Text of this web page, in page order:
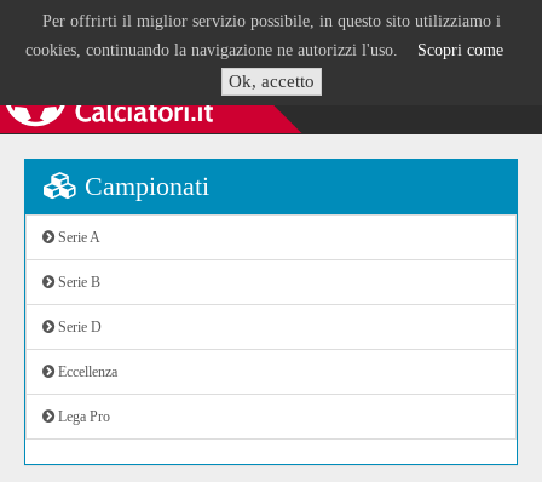
Per offrirti il miglior servizio possibile, in questo sito utilizziamo i
cookies, continuando la navigazione ne autorizzi l'uso. Scopri come
Ok, accetto
Campionati
Serie A
Serie B
Serie D
Eccellenza
Lega Pro